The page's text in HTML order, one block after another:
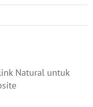
Natural untuk